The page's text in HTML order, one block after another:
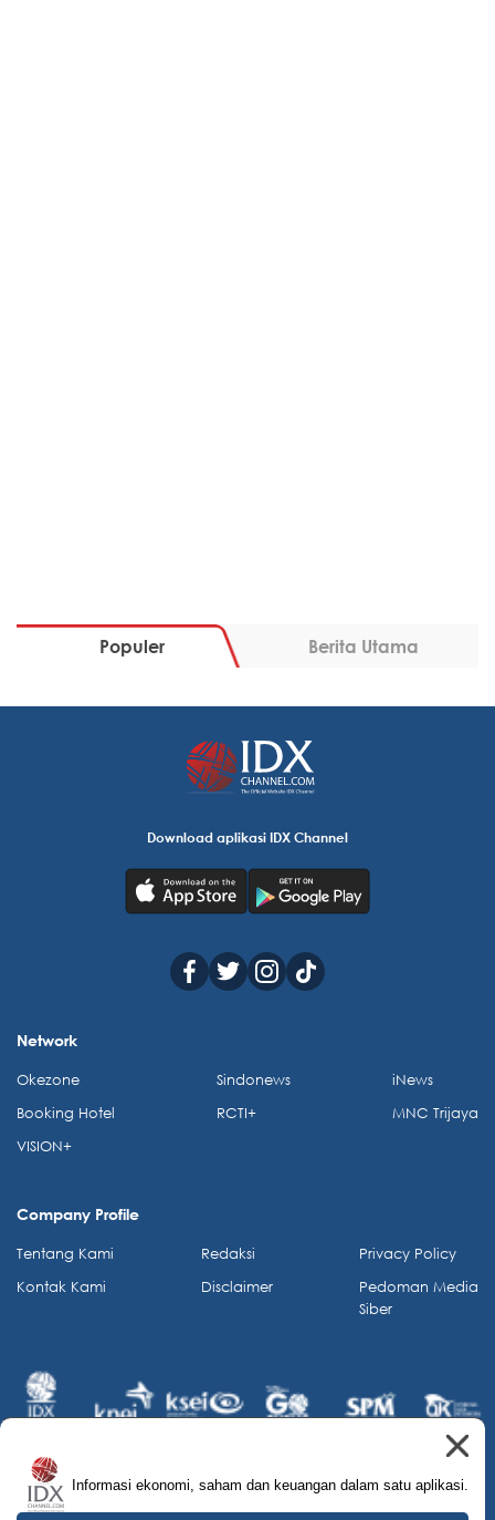
Populer Berita Utama
Informasi ekonomi, saham dan keuangan dalam satu aplikasi.
Download aplikasi IDX Channel
Network
Okezone
Booking Hotel
VISION+
Sindonews
RCTI+
iNews
MNC Trijaya
Company Profile
Tentang Kami
Kontak Kami
Redaksi
Disclaimer
Privacy Policy
Pedoman Media
Siber
© 2026 IDX Channel. All Rights Reserved.